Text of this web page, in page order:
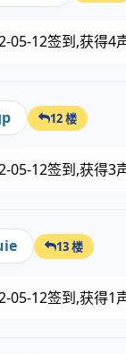
05-12签到,获得4
12 楼
05-12签到,获得3
13 楼
05-12签到,获得1